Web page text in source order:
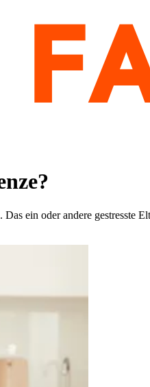
ein oder andere gestresste